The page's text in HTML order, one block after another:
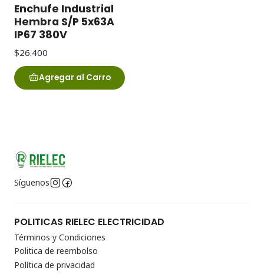
Enchufe Industrial
Hembra S/P 5x63A
IP67 380V
$26.400
Agregar al Carro
Síguenos
POLITICAS RIELEC ELECTRICIDAD
Términos y Condiciones
Politica de reembolso
Política de privacidad